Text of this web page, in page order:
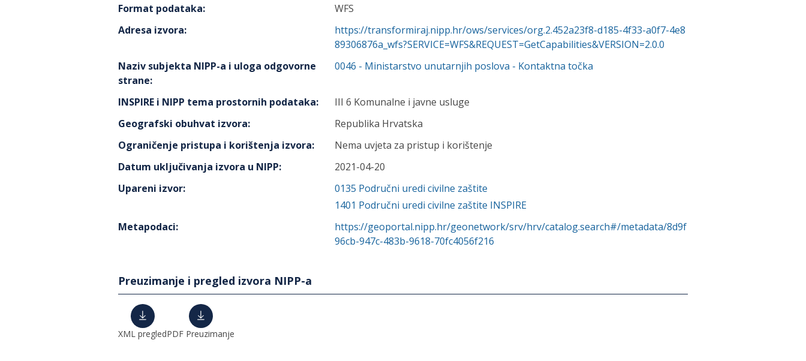
Format podataka:
WFS
Adresa izvora:
https://transformiraj.nipp.hr/ows/services/org.2.452a23f8-d185-4f33-a0f7-4e8
89306876a_wfs?SERVICE=WFS&REQUEST=GetCapabilities&VERSION=2.0.0
Naziv subjekta NIPP-a i uloga odgovorne
strane:
0046 - Ministarstvo unutarnjih poslova - Kontaktna točka
INSPIRE i NIPP tema prostornih podataka:
III 6 Komunalne i javne usluge
Geografski obuhvat izvora:
Republika Hrvatska
Ograničenje pristupa i korištenja izvora:
Nema uvjeta za pristup i korištenje
Datum uključivanja izvora u NIPP:
2021-04-20
Upareni izvor: 0135 Područni uredi civilne zaštite
1401 Područni uredi civilne zaštite INSPIRE
Metapodaci:
https://geoportal.nipp.hr/geonetwork/srv/hrv/catalog.search#/metadata/8d9f
96cb-947c-483b-9618-70fc4056f216
Preuzimanje i pregled izvora NIPP-a
XML pregledPDF Preuzimanje